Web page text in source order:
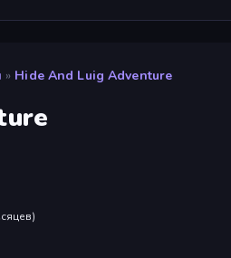
» Hide And Luig Adventure
)